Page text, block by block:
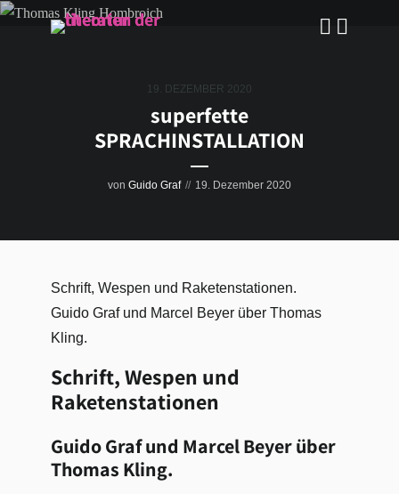
19. DEZEMBER 2020
superfette
SPRACHINSTALLATION
von Guido Graf 19. Dezember 2020
Schrift, Wespen und Raketenstationen.
Guido Graf und Marcel Beyer über Thomas
Kling.
Schrift, Wespen und
Raketenstationen
Guido Graf und Marcel Beyer über
Thomas Kling.